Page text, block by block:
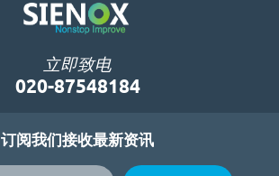
立即致电
020-87548184
订阅我们接收最新资讯